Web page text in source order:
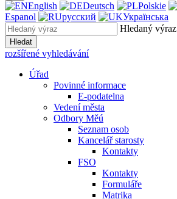
English Deutsch Polskie
Espanol
русский
Українська
Hledaný výraz
Hledat
rozšířené vyhledávání
Úřad
Povinné informace
E-podatelna
Vedení města
Odbory Měú
Seznam osob
Kancelář starosty
Kontakty
FSO
Kontakty
Formuláře
Matrika